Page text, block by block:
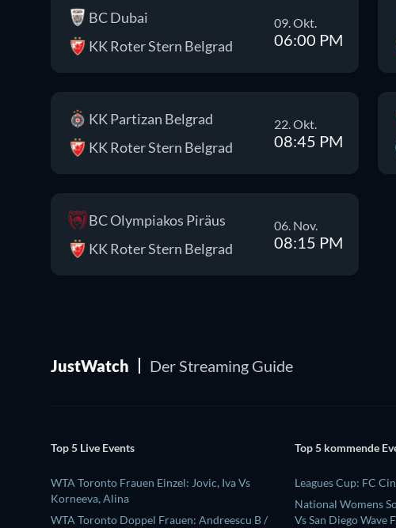
BC Dubai
KK Roter Stern Belgrad
09. Okt.
06:00 PM
KK Partizan Belgrad
KK Roter Stern Belgrad
22. Okt.
08:45 PM
BC Olympiakos Piräus
KK Roter Stern Belgrad
06. Nov.
08:15 PM
JustWatch Der Streaming Guide
Top 5 Live Events
WTA Toronto Frauen Einzel: Jovic, Iva Vs
Korneeva, Alina
WTA Toronto Doppel Frauen: Andreescu B /
Top 5 kommende
Leagues Cup: FC
National Womens
Vs San Diego Wave